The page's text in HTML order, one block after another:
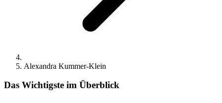
Alexandra Kummer-Klein
Das Wichtigste im Überblick